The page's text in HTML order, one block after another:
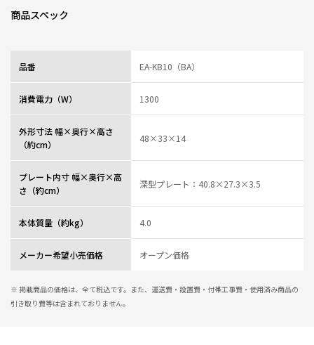
商品スペック
品番 EA-KB10（BA）
消費電力（W） 1300
外形寸法 幅×奥行×高さ
（約cm）
48×33×14
プレート内寸 幅×奥行×高
さ（約cm）
深型プレート：40.8×27.3×3.5
本体質量（約kg） 4.0
メーカー希望小売価格 オープン価格
※ 掲載商品の価格は、全て税込です。また、運送費・設置費・付帯工事費・使用済み商品の
引き取り費等は含まれておりません。